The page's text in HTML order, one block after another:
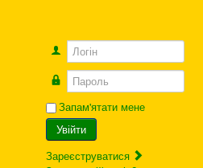
Логін
Пароль
Запам'ятати мене
Увійти
Зареєструватися